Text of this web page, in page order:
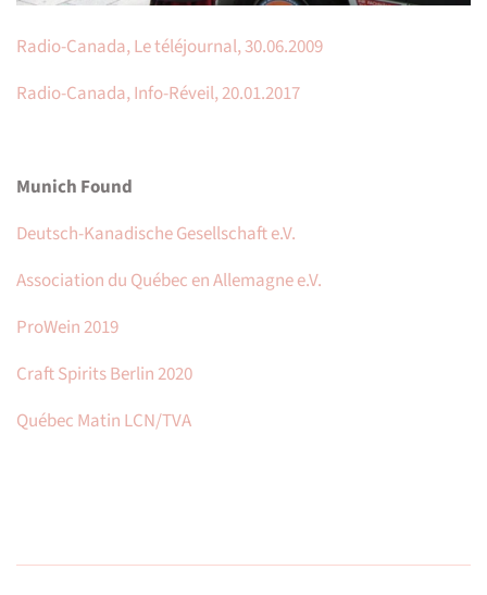
Radio-Canada, Le téléjournal, 30.06.2009
Radio-Canada, Info-Réveil, 20.01.2017
Munich Found
Deutsch-Kanadische Gesellschaft e.V.
Association du Québec en Allemagne e.V.
ProWein 2019
Craft Spirits Berlin 2020
Québec Matin LCN/TVA